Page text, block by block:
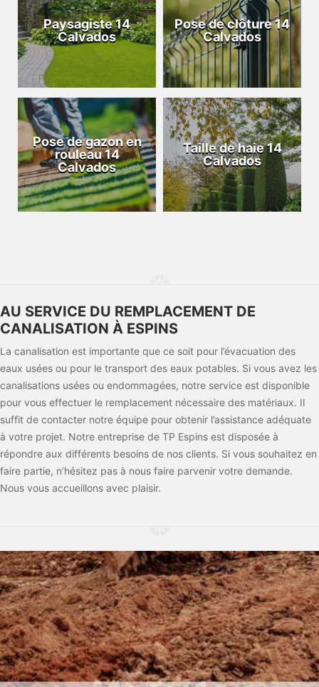
Paysagiste 14
Calvados
Pose de clôture 14
Calvados
Pose de gazon en
rouleau 14
Calvados
Taille de haie 14
Calvados
AU SERVICE DU REMPLACEMENT DE
CANALISATION À ESPINS
La canalisation est importante que ce soit pour l’évacuation des
eaux usées ou pour le transport des eaux potables. Si vous avez les
canalisations usées ou endommagées, notre service est disponible
pour vous effectuer le remplacement nécessaire des matériaux. Il
suffit de contacter notre équipe pour obtenir l’assistance adéquate
à votre projet. Notre entreprise de TP Espins est disposée à
répondre aux différents besoins de nos clients. Si vous souhaitez en
faire partie, n’hésitez pas à nous faire parvenir votre demande.
Nous vous accueillons avec plaisir.